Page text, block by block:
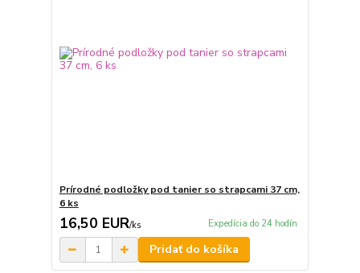
Prírodné podložky pod tanier so strapcami 37 cm,
6 ks
16,50 EUR/ks Expedícia do 24 hodín
Pridať do košíka